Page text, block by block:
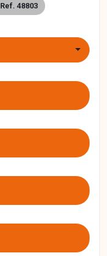
Ref. 48803